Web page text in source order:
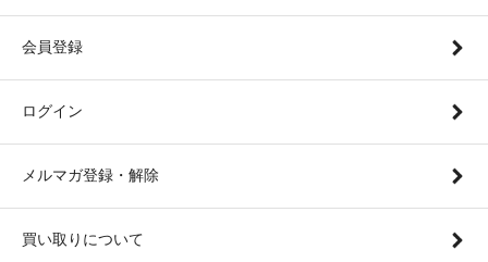
会員登録
ログイン
メルマガ登録・解除
買い取りについて